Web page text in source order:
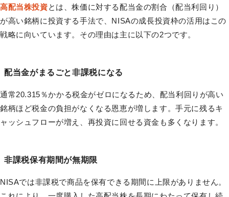
高配当株投資とは、株価に対する配当金の割合（配当利回り）
が高い銘柄に投資する手法で、NISAの成長投資枠の活用はこの
戦略に向いています。その理由は主に以下の2つです。
配当金がまるごと非課税になる
通常20.315％かかる税金がゼロになるため、配当利回りが高い
銘柄ほど税金の負担がなくなる恩恵が増します。手元に残るキ
ャッシュフローが増え、再投資に回せる資金も多くなります。
非課税保有期間が無期限
NISAでは非課税で商品を保有できる期間に上限がありません。